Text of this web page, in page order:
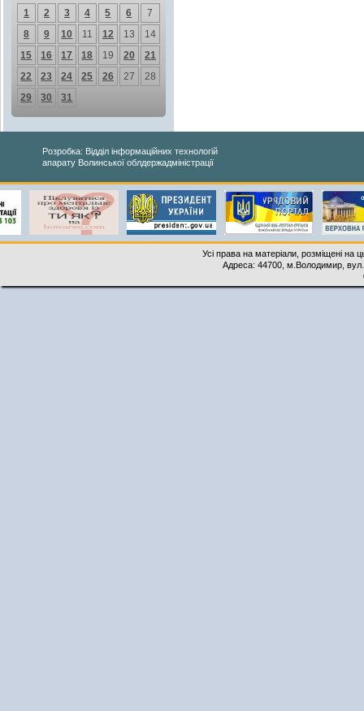
1
2 3 4 5 6
7
8
9 10 11 12 13
14
15
16 17 18 19 20
21
22
23 24 25 26 27
28
29
30 31
Розробка: Відділ інформаційних технологій
апарату Волинської облдержадміністрації
Усі права на матеріали, розміщені на
Адреса: 44700, м.Володимир,